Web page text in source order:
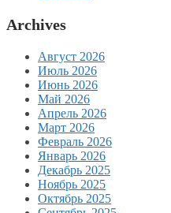
Archives
Август 2026
Июль 2026
Июнь 2026
Май 2026
Апрель 2026
Март 2026
Февраль 2026
Январь 2026
Декабрь 2025
Ноябрь 2025
Октябрь 2025